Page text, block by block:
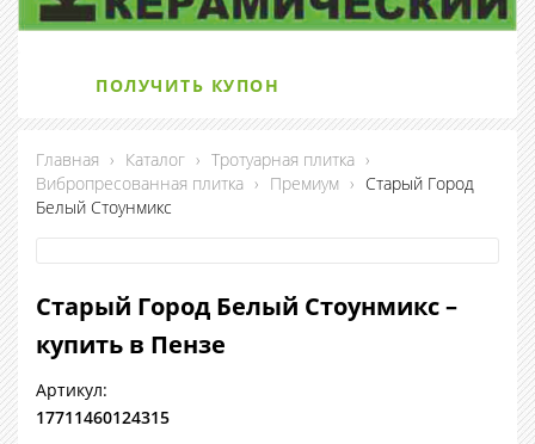
ПОЛУЧИТЬ КУПОН
Главная › Каталог › Тротуарная плитка ›
Вибропресованная плитка › Премиум › Старый Город
Белый Стоунмикс
Старый Город Белый Стоунмикс –
купить в Пензе
Артикул:
17711460124315